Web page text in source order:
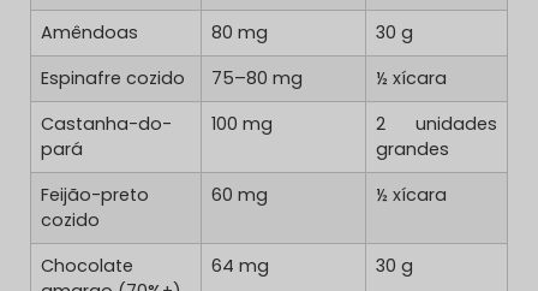
Amêndoas
80 mg
30 g
Espinafre cozido
75–80 mg
½ xícara
Castanha-do-
pará
100 mg
2 unidades
grandes
Feijão-preto
cozido
60 mg ½ xícara
Chocolate
64 mg 30 g